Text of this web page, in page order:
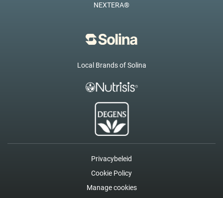
NEXTERA®
Local Brands of Solina
Privacybeleid
Cookie Policy
Manage cookies